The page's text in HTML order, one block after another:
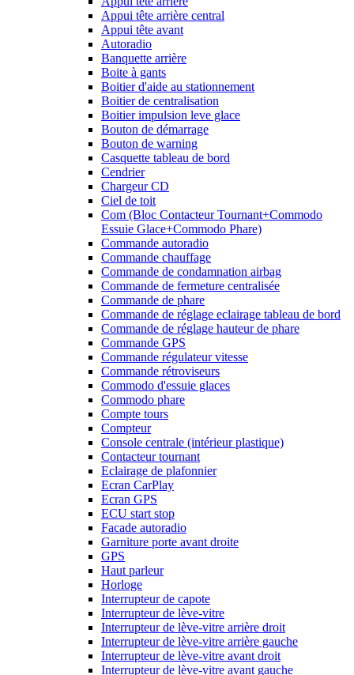
Appui tête arrière central
Appui tête avant
Autoradio
Banquette arrière
Boite à gants
Boitier d'aide au stationnement
Boitier de centralisation
Boitier impulsion leve glace
Bouton de démarrage
Bouton de warning
Casquette tableau de bord
Cendrier
Chargeur CD
Ciel de toit
Com (Bloc Contacteur Tournant+Commodo
Essuie Glace+Commodo Phare)
Commande autoradio
Commande chauffage
Commande de condamnation airbag
Commande de fermeture centralisée
Commande de phare
Commande de réglage eclairage tableau de bord
Commande de réglage hauteur de phare
Commande GPS
Commande régulateur vitesse
Commande rétroviseurs
Commodo d'essuie glaces
Commodo phare
Compte tours
Compteur
Console centrale (intérieur plastique)
Contacteur tournant
Eclairage de plafonnier
Ecran CarPlay
Ecran GPS
ECU start stop
Facade autoradio
Garniture porte avant droite
GPS
Haut parleur
Horloge
Interrupteur de capote
Interrupteur de lève-vitre
Interrupteur de lève-vitre arrière droit
Interrupteur de lève-vitre arrière gauche
Interrupteur de lève-vitre avant droit
Interrupteur de lève-vitre avant gauche